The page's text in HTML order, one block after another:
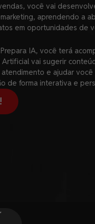
você vai
aprendendo a
em oportunidades de
IA, você terá
vai sugerir
e ajudar
de forma interativa e